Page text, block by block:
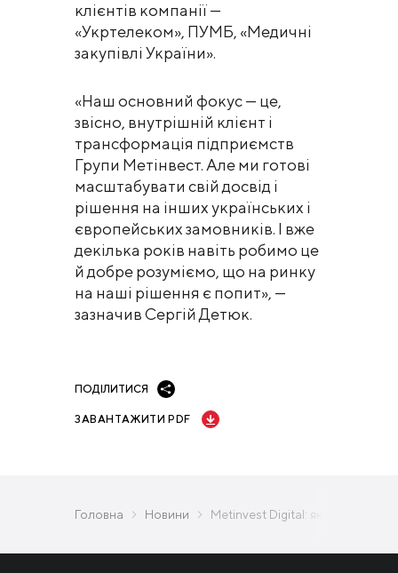
клієнтів компанії —
«Укртелеком», ПУМБ, «Медичні
закупівлі України».
«Наш основний фокус — це,
звісно, внутрішній клієнт і
трансформація підприємств
Групи Метінвест. Але ми готові
масштабувати свій досвід і
рішення на інших українських і
європейських замовників. І вже
декілька років навіть робимо це
й добре розуміємо, що на ринку
на наші рішення є попит», —
зазначив Сергій Детюк.
ПОДІЛИТИСЯ
ЗАВАНТАЖИТИ PDF
Головна Новини Metinvest Digital: як українська